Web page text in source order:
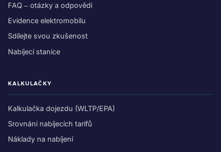
FAQ – otázky a odpovědi
Evidence elektromobilu
Sdílejte svou zkušenost
Nabíjecí stanice
KALKULAČKY
Kalkulačka dojezdu (WLTP/EPA)
Srovnání nabíjecích tarifů
Náklady na nabíjení